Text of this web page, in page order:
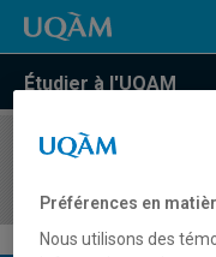
Étudier à l'UQAM
COURS//
Préférences en
Nous utilisons des